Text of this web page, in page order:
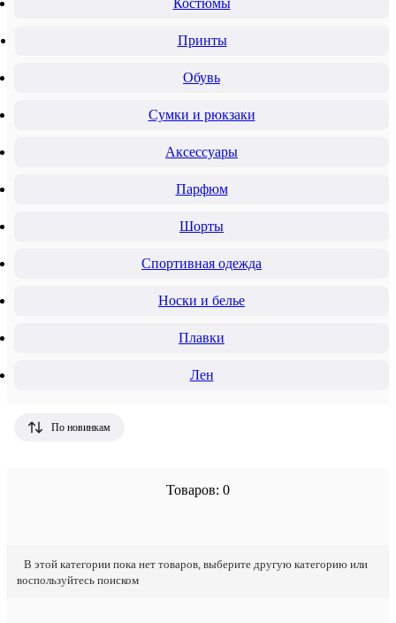
Принты
Обувь
Сумки и рюкзаки
Аксессуары
Парфюм
Шорты
Спортивная одежда
Носки и белье
Плавки
Лен
По новинкам
Товаров: 0
В этой категории пока нет товаров, выберите другую категорию или
воспользуйтесь поиском